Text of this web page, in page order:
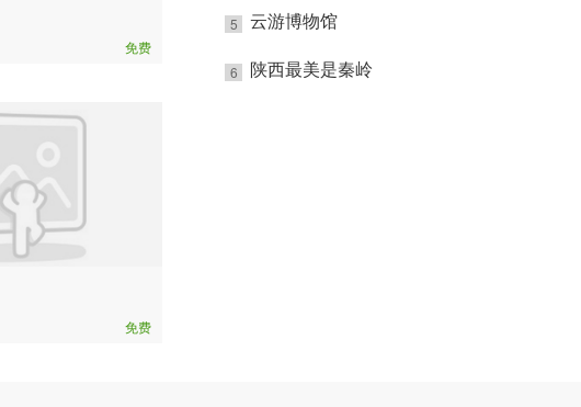
云游博物馆
5
陕西最美是秦岭
6
免费
免费